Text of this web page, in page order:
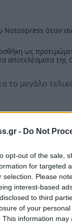
- Do Not
opt-out of the sale,
for targeted
selection. Please
interest-based
to third
of your
This information
όταν
ως
αποτελέσματα της
το μεγάλο
του
4/7,
το